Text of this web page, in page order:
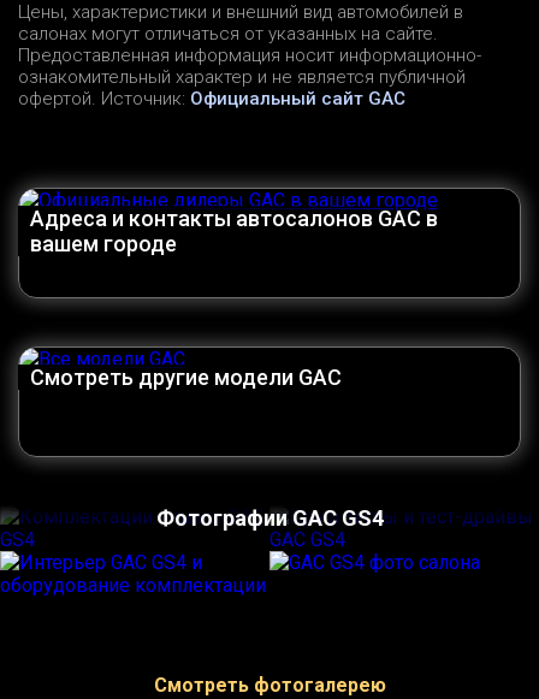
Цены, характеристики и внешний вид автомобилей в
салонах могут отличаться от указанных на сайте.
Предоставленная информация носит информационно-
ознакомительный характер и не является публичной
офертой. Источник: Официальный сайт GAC
Адреса и контакты автосалонов GAC в
вашем городе
Смотреть другие модели GAC
Фотографии GAC GS4
Смотреть фотогалерею